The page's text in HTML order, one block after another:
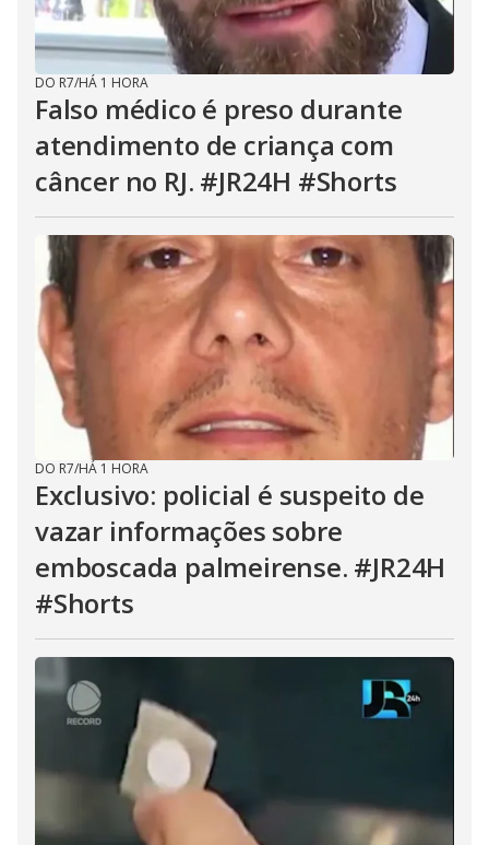
DO R7/HÁ 1 HORA
Falso médico é preso durante
atendimento de criança com
câncer no RJ. #JR24H #Shorts
DO R7/HÁ 1 HORA
Exclusivo: policial é suspeito de
vazar informações sobre
emboscada palmeirense. #JR24H
#Shorts